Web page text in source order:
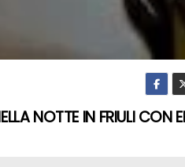
NOTTE IN FRIULI CON